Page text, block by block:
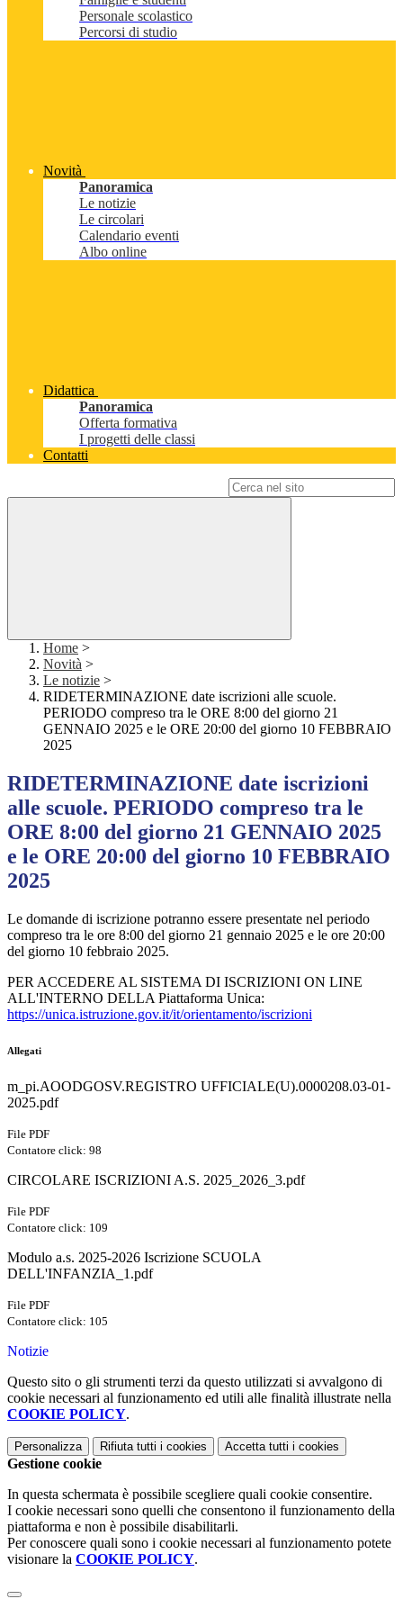
Personale scolastico
Percorsi di studio
Novità
Panoramica
Le notizie
Le circolari
Calendario eventi
Albo online
Didattica
Panoramica
Offerta formativa
I progetti delle classi
Contatti
Home >
Novità >
Le notizie >
RIDETERMINAZIONE date iscrizioni alle scuole.
PERIODO compreso tra le ORE 8:00 del giorno 21
GENNAIO 2025 e le ORE 20:00 del giorno 10 FEBBRAIO
2025
RIDETERMINAZIONE date iscrizioni
alle scuole. PERIODO compreso tra le
ORE 8:00 del giorno 21 GENNAIO 2025
e le ORE 20:00 del giorno 10 FEBBRAIO
2025
Le domande di iscrizione potranno essere presentate nel periodo
compreso tra le ore 8:00 del giorno 21 gennaio 2025 e le ore 20:00
del giorno 10 febbraio 2025.
PER ACCEDERE AL SISTEMA DI ISCRIZIONI ON LINE
ALL'INTERNO DELLA Piattaforma Unica:
https://unica.istruzione.gov.it/it/orientamento/iscrizioni
Allegati
m_pi.AOODGOSV.REGISTRO UFFICIALE(U).0000208.03-01-
2025.pdf
File PDF
Contatore click: 98
CIRCOLARE ISCRIZIONI A.S. 2025_2026_3.pdf
File PDF
Contatore click: 109
Modulo a.s. 2025-2026 Iscrizione SCUOLA
DELL'INFANZIA_1.pdf
File PDF
Contatore click: 105
Notizie
Questo sito o gli strumenti terzi da questo utilizzati si avvalgono di
cookie necessari al funzionamento ed utili alle finalità illustrate nella
COOKIE POLICY.
Personalizza Rifiuta tutti i cookies Accetta tutti i cookies
Gestione cookie
In questa schermata è possibile scegliere quali cookie consentire.
I cookie necessari sono quelli che consentono il funzionamento della
piattaforma e non è possibile disabilitarli.
Per conoscere quali sono i cookie necessari al funzionamento potete
visionare la COOKIE POLICY.